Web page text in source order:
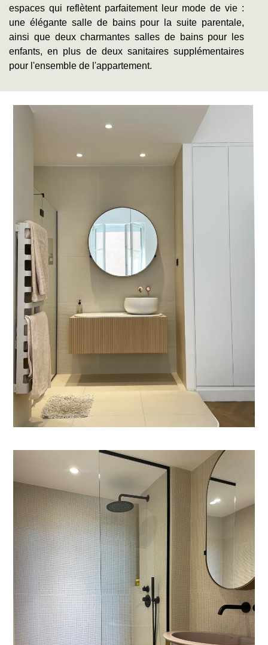
espaces qui reflètent parfaitement leur mode de vie :
une élégante salle de bains pour la suite parentale,
ainsi que deux charmantes salles de bains pour les
enfants, en plus de deux sanitaires supplémentaires
pour l'ensemble de l'appartement.